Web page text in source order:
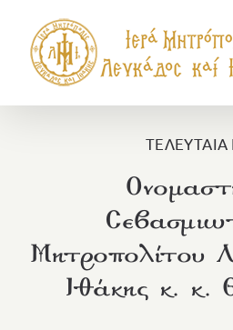
περιεχόμενο
Μητροπολίτου
Ιθάκης κ. κ.